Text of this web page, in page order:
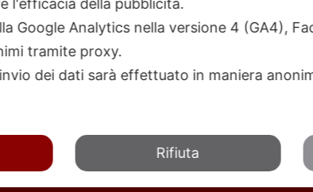
l'efficacia della pubblicità.
Google Analytics nella versione 4 (GA4),
tramite proxy.
dei dati sarà effettuato in maniera
Rifiuta